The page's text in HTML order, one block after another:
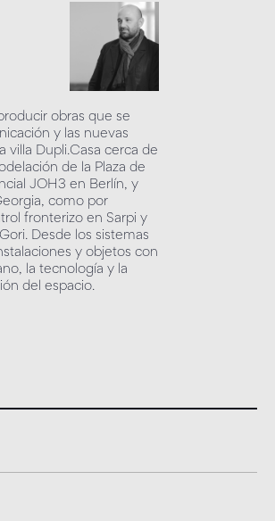
obras que se
y las nuevas
villa Dupli.Casa cerca de
de la Plaza de
JOH3 en Berlín, y
como por
fronterizo en Sarpi y
Desde los sistemas
y objetos con
la tecnología y la
del espacio.